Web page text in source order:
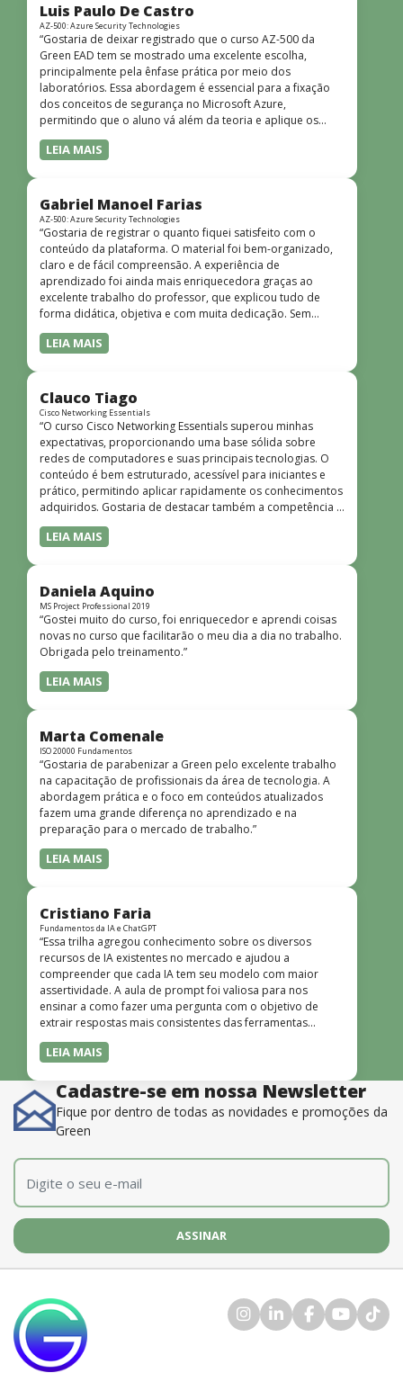
Luis Paulo De Castro
AZ-500: Azure Security Technologies
“Gostaria de deixar registrado que o curso AZ-500 da
Green EAD tem se mostrado uma excelente escolha,
principalmente pela ênfase prática por meio dos
laboratórios. Essa abordagem é essencial para a fixação
dos conceitos de segurança no Microsoft Azure,
permitindo que o aluno vá além da teoria e aplique os
conhecimentos em cenários reais e simulados. Outro
ponto muito positivo é a didática do curso. O conteúdo é
quem não tem uma bagagem técnica muito avançada.”
LEIA MAIS
Gabriel Manoel Farias
AZ-500: Azure Security Technologies
“Gostaria de registrar o quanto fiquei satisfeito com o
conteúdo da plataforma. O material foi bem-organizado,
claro e de fácil compreensão. A experiência de
aprendizado foi ainda mais enriquecedora graças ao
excelente trabalho do professor, que explicou tudo de
forma didática, objetiva e com muita dedicação. Sem
dúvida, foi uma jornada de muito aprendizado!”
LEIA MAIS
Clauco Tiago
Cisco Networking Essentials
“O curso Cisco Networking Essentials superou minhas
expectativas, proporcionando uma base sólida sobre
redes de computadores e suas principais tecnologias. O
conteúdo é bem estruturado, acessível para iniciantes e
prático, permitindo aplicar rapidamente os conhecimentos
adquiridos. Gostaria de destacar também a competência e
o conhecimento técnico do instrutor Peterson, que
demonstrou total domínio do assunto e soube explicar
dinâmicas e envolventes. Recomendo o curso para todos
que desejam iniciar ou aprofundar seus conhecimentos em
redes!”
LEIA MAIS
Daniela Aquino
MS Project Professional 2019
“Gostei muito do curso, foi enriquecedor e aprendi coisas
novas no curso que facilitarão o meu dia a dia no trabalho.
Obrigada pelo treinamento.”
LEIA MAIS
Marta Comenale
ISO 20000 Fundamentos
“Gostaria de parabenizar a Green pelo excelente trabalho
na capacitação de profissionais da área de tecnologia. A
abordagem prática e o foco em conteúdos atualizados
fazem uma grande diferença no aprendizado e na
preparação para o mercado de trabalho.”
LEIA MAIS
Cristiano Faria
Fundamentos da IA e ChatGPT
“Essa trilha agregou conhecimento sobre os diversos
recursos de IA existentes no mercado e ajudou a
compreender que cada IA tem seu modelo com maior
assertividade. A aula de prompt foi valiosa para nos
ensinar a como fazer uma pergunta com o objetivo de
extrair respostas mais consistentes das ferramentas
disponíveis. O instrutor também é muito bom, além de
dominar o conteúdo, possui uma didática que incentiva o
LEIA MAIS
Cadastre-se em nossa Newsletter
Fique por dentro de todas as novidades e promoções da
Green
E-mail